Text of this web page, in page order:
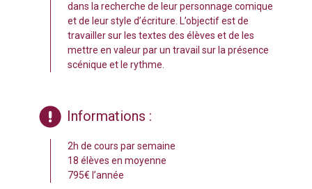
dans la recherche de leur personnage comique
et de leur style d’écriture. L’objectif est de
travailler sur les textes des élèves et de les
mettre en valeur par un travail sur la présence
scénique et le rythme.
Informations :
2h de cours par semaine
18 élèves en moyenne
795€ l’année